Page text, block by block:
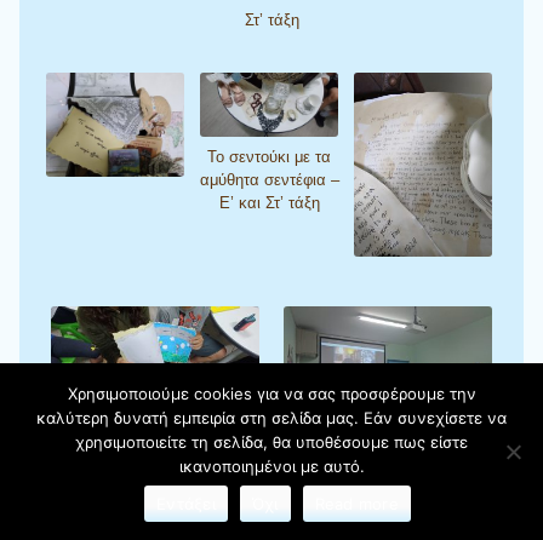
Στ’ τάξη
Το σεντούκι με τα
αμύθητα σεντέφια –
Ε’ και Στ’ τάξη
Το σεντούκι με τα αμύθητα
σεντέφια – Άλμπουμ από τη Στ’
Τα παιδιά της Ε’ και Στ’ τάξης
Χρησιμοποιούμε cookies για να σας προσφέρουμε την
καλύτερη δυνατή εμπειρία στη σελίδα μας. Εάν συνεχίσετε να
χρησιμοποιείτε τη σελίδα, θα υποθέσουμε πως είστε
ικανοποιημένοι με αυτό.